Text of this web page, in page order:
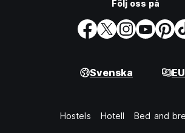
Följ oss på
Svenska
Hostels Hotell Bed and